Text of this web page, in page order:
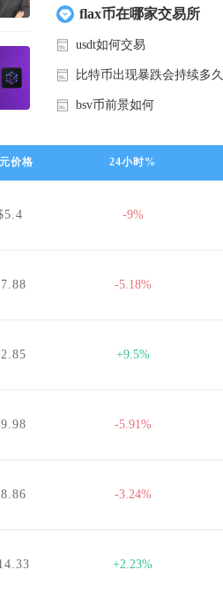
flax币在哪家交易所
usdt如何交易
比特币出现暴跌会持续多久
bsv币前景如何
价格 24小时%
-9%
-5.18%
+9.5%
-5.91%
-3.24%
+2.23%